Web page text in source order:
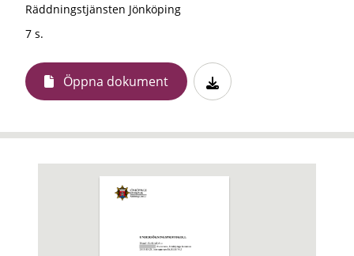
Räddningstjänsten Jönköping
7 s.
Öppna dokument